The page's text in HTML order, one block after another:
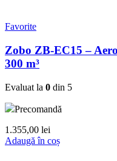
Favorite
Zobo ZB-EC15 –
300 m³
Evaluat la 0 din 5
Precomandă
1.355,00 lei
Adaugă în coș